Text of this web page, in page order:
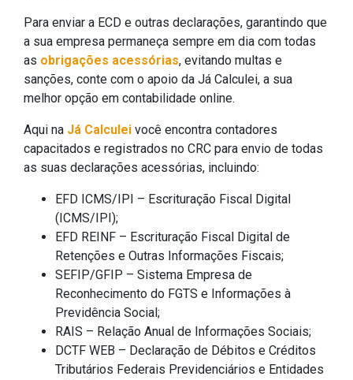
Para enviar a ECD e outras declarações, garantindo que
a sua empresa permaneça sempre em dia com todas
as obrigações acessórias, evitando multas e
sanções, conte com o apoio da Já Calculei, a sua
melhor opção em contabilidade online.
Aqui na Já Calculei você encontra contadores
capacitados e registrados no CRC para envio de todas
as suas declarações acessórias, incluindo:
EFD ICMS/IPI – Escrituração Fiscal Digital
(ICMS/IPI);
EFD REINF – Escrituração Fiscal Digital de
Retenções e Outras Informações Fiscais;
SEFIP/GFIP – Sistema Empresa de
Reconhecimento do FGTS e Informações à
Previdência Social;
RAIS – Relação Anual de Informações Sociais;
DCTF WEB – Declaração de Débitos e Créditos
Tributários Federais Previdenciários e Entidades